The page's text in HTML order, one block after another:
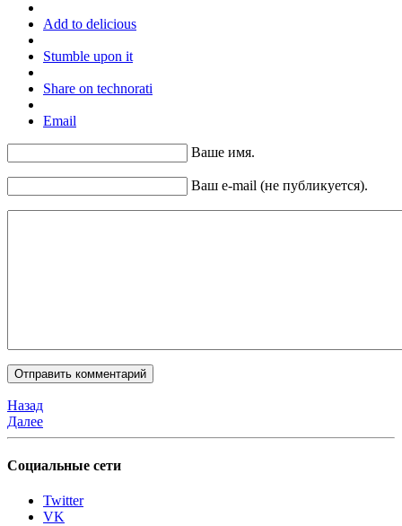
Add to delicious
Stumble upon it
Share on technorati
Email
Ваше имя.
Ваш e-mail (не публикуется).
Назад
Далее
Социальные сети
Twitter
VK